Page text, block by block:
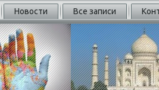
Новости Все записи